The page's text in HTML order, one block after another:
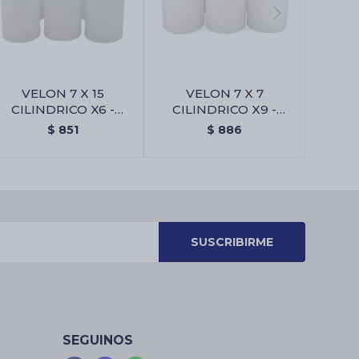
VELON 7 X 15
CILINDRICO X6 -
Blanco
$ 851
VELON 7 X 7
CILINDRICO X9 -
Blanco
$ 886
SUSCRIBIRME
SEGUINOS